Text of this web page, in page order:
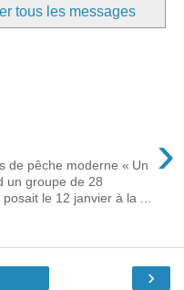
tous les messages
›
de pêche moderne « Un
un groupe de 28
le 12 janvier à la ...
›